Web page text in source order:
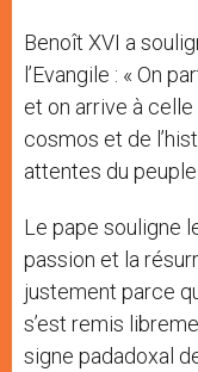
Benoît XVI a
l’Evangile : « On
et on arrive à
cosmos et de
attentes du
Le pape souligne
passion et la
justement parce
s’est remis
signe padadoxal